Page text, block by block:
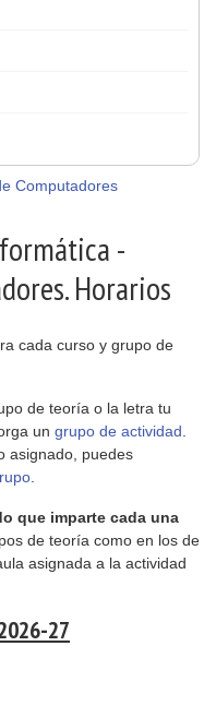
Computadores
-
Horarios
cada curso y grupo de
de teoría o la letra tu
un grupo de actividad
asignado, puedes
que imparte cada una
de teoría como en los de
asignada a la actividad
27